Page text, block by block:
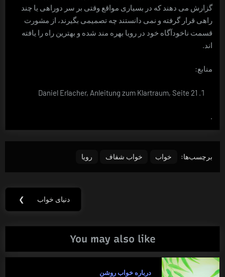
گزارش می دهند که در بسیاری مواقع وقتی بر سر دوراهی یا چند
راهی قرار گرفته و نمی دانستند چه تصمیمی بگیرند، از مشورت
قسمت ناخودآگاه خود در رویا بهره مند شده و بهترین راه را یافته
اند.
منابع:
Daniel Erlacher, Anleitung zum Klartraum, Seite 21
.
برچسب‌ها: خواب خواب شفاف رویا
Next
دنیای خواب ❯
You may also like
درباره خواب روشن